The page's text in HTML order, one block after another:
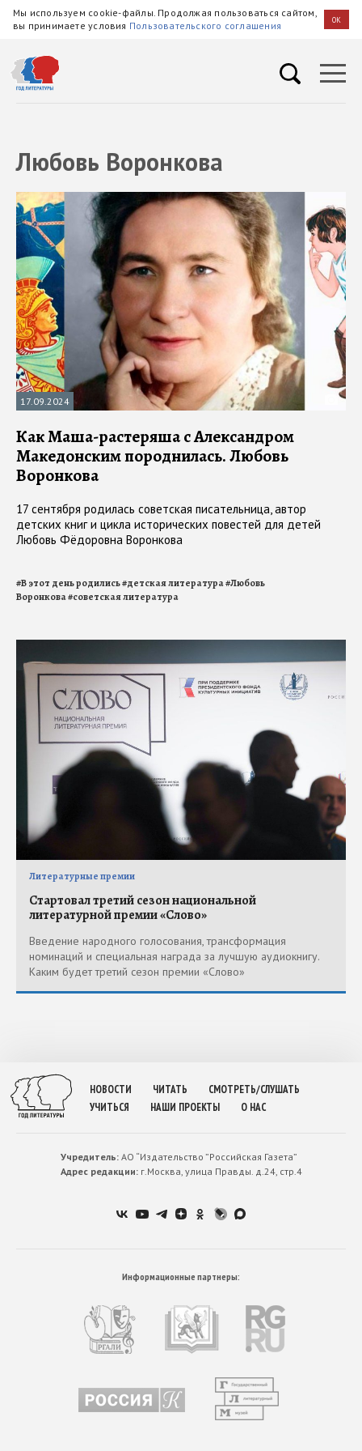
Мы используем cookie-файлы. Продолжая пользоваться сайтом,
вы принимаете условия Пользовательского соглашения OK
Любовь Воронкова
17.09.2024
Как Маша-растеряша с Александром
Македонским породнилась. Любовь
Воронкова
17 сентября родилась советская писательница, автор
детских книг и цикла исторических повестей для детей
Любовь Фёдоровна Воронкова
#В этот день родились#детская литература#Любовь
Воронкова#советская литература
Литературные премии
Стартовал третий сезон национальной
литературной премии «Слово»
Введение народного голосования, трансформация
номинаций и специальная награда за лучшую аудиокнигу.
Каким будет третий сезон премии «Слово»
НОВОСТИ ЧИТАТЬ
СМОТРЕТЬ/СЛУШАТЬ
УЧИТЬСЯ
НАШИ ПРОЕКТЫ О НАС
Учредитель:АО “Издательство ”Российская Газета”
Адрес редакции:г.Москва, улица Правды. д.24, стр.4
Информационные партнеры: